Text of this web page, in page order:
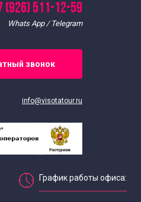
(926) 511-12-59
Whats App / Telegram
звонок
info@visotatour.ru
График работы офиса: